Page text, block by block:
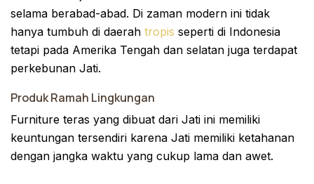
selama berabad-abad. Di zaman modern ini tidak
hanya tumbuh di daerah tropis seperti di Indonesia
tetapi pada Amerika Tengah dan selatan juga terdapat
perkebunan Jati.
Produk Ramah Lingkungan
Furniture teras yang dibuat dari Jati ini memiliki
keuntungan tersendiri karena Jati memiliki ketahanan
dengan jangka waktu yang cukup lama dan awet.